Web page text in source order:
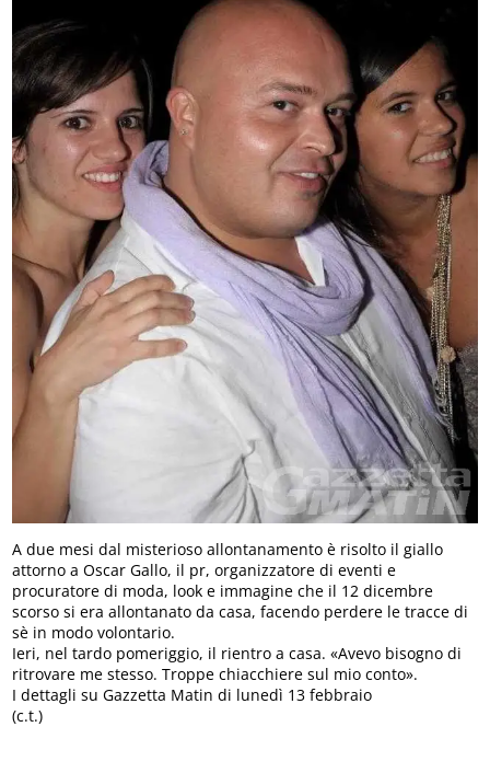
A due mesi dal misterioso allontanamento è risolto il giallo
attorno a Oscar Gallo, il pr, organizzatore di eventi e
procuratore di moda, look e immagine che il 12 dicembre
scorso si era allontanato da casa, facendo perdere le tracce di
sè in modo volontario.
Ieri, nel tardo pomeriggio, il rientro a casa. «Avevo bisogno di
ritrovare me stesso. Troppe chiacchiere sul mio conto».
I dettagli su Gazzetta Matin di lunedì 13 febbraio
(c.t.)